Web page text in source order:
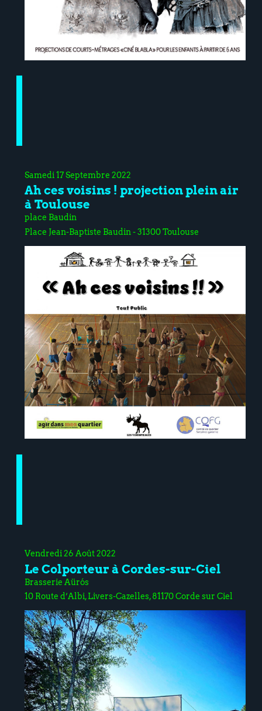
Samedi 17 Septembre 2022
Ah ces voisins ! projection plein air
à Toulouse
place Baudin
Place Jean-Baptiste Baudin - 31300 Toulouse
Vendredi 26 Août 2022
Le Colporteur à Cordes-sur-Ciel
Brasserie Aürós
10 Route d’Albi, Livers-Cazelles, 81170 Corde sur Ciel